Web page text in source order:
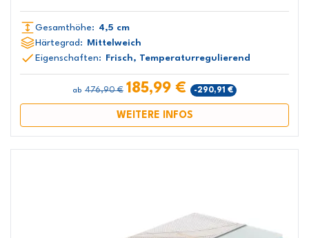
Gesamthöhe: 4,5 cm
Härtegrad:
Mittelweich
Eigenschaften:
Frisch, Temperaturregulierend
ab 476,90 € 185,99 € -290,91 €
WEITERE INFOS